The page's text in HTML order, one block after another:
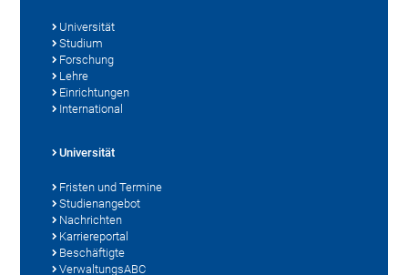
Universität
Studium
Forschung
Lehre
Einrichtungen
International
Universität
Fristen und Termine
Studienangebot
Nachrichten
Karriereportal
Beschäftigte
VerwaltungsABC